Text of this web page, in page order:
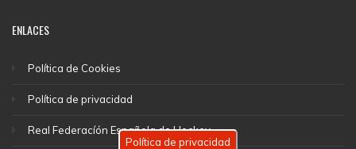
ENLACES
Política de Cookies
Política de privacidad
Real Federacíón Española de Hockey
Política de privacidad